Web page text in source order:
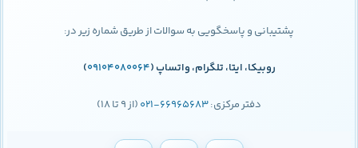
پشتیبانی و پاسخگویی به سوالات از طریق شماره زیر در:
روبیکا، ایتا، تلگرام، واتساپ (09104080064
)
دفتر مرکزی:66965683-021 (از 9 تا 18)